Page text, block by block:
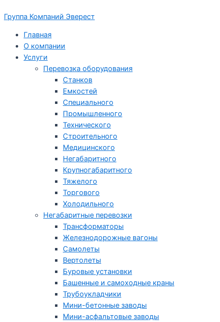
к
содержимому
Группа Компаний Эверест
Главная
О компании
Услуги
Перевозка оборудования
Станков
Емкостей
Специального
Промышленного
Технического
Строительного
Медицинского
Негабаритного
Крупногабаритного
Тяжелого
Торгового
Холодильного
Негабаритные перевозки
Трансформаторы
Железнодорожные вагоны
Самолеты
Вертолеты
Буровые установки
Башенные и самоходные краны
Трубоукладчики
Мини-бетонные заводы
Мини-асфальтовые заводы